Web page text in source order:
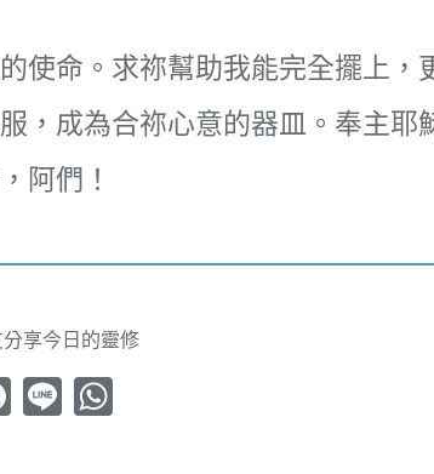
使命。求祢幫助我能完全擺上，
，成為合祢心意的器皿。奉主耶
阿們！
享今日的靈修
Facebook
Line WhatsApp